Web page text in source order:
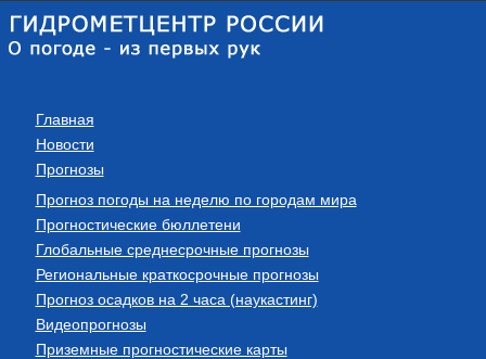
Главная
Новости
Прогнозы
Прогноз погоды на неделю по городам мира
Прогностические бюллетени
Глобальные среднесрочные прогнозы
Региональные краткосрочные прогнозы
Прогноз осадков на 2 часа (наукастинг)
Видеопрогнозы
Приземные прогностические карты